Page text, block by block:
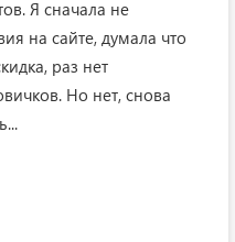
Я сначала не
на сайте, думала что
раз нет
Но нет, снова